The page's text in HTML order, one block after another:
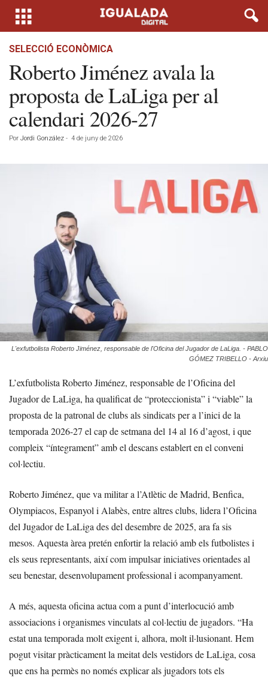
SELECCIÓ ECONÒMICA
Roberto Jiménez avala la
proposta de LaLiga per al
calendari 2026-27
Por Jordi González - 4 de juny de 2026
L'exfutbolista Roberto Jiménez, responsable de l'Oficina del Jugador de LaLiga. - PABLO
GÓMEZ TRIBELLO - Arxiu
L’exfutbolista Roberto Jiménez, responsable de l’Oficina del
Jugador de LaLiga, ha qualificat de “proteccionista” i “viable” la
proposta de la patronal de clubs als sindicats per a l’inici de la
temporada 2026-27 el cap de setmana del 14 al 16 d’agost, i que
compleix “íntegrament” amb el descans establert en el conveni
col·lectiu.
Roberto Jiménez, que va militar a l’Atlètic de Madrid, Benfica,
Olympiacos, Espanyol i Alabès, entre altres clubs, lidera l’Oficina
del Jugador de LaLiga des del desembre de 2025, ara fa sis
mesos. Aquesta àrea pretén enfortir la relació amb els futbolistes i
els seus representants, així com impulsar iniciatives orientades al
seu benestar, desenvolupament professional i acompanyament.
A més, aquesta oficina actua com a punt d’interlocució amb
associacions i organismes vinculats al col·lectiu de jugadors. “Ha
estat una temporada molt exigent i, alhora, molt il·lusionant. Hem
pogut visitar pràcticament la meitat dels vestidors de LaLiga, cosa
que ens ha permès no només explicar als jugadors tots els